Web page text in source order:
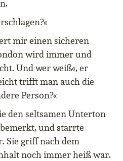
mir einen sicheren
wird immer und
Und wer weiß«, er
trifft man auch die
Person?«
den seltsamen Unterton
und starrte
Sie griff nach dem
noch immer heiß war.